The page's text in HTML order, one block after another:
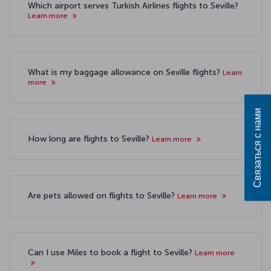
Which airport serves Turkish Airlines flights to Seville?
Learn more
What is my baggage allowance on Seville flights? Learn
more
How long are flights to Seville? Learn more
Are pets allowed on flights to Seville? Learn more
Can I use Miles to book a flight to Seville? Learn more
Связаться с нами